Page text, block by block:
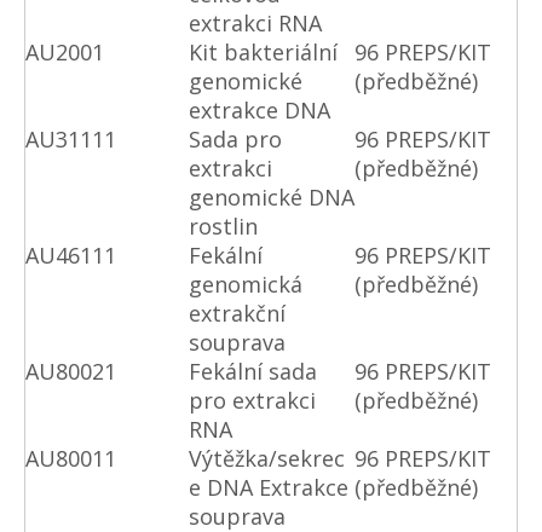
extrakci RNA
AU2001
Kit bakteriální
genomické
extrakce DNA
96 PREPS/KIT
(předběžné)
AU31111
Sada pro
extrakci
genomické DNA
rostlin
96 PREPS/KIT
(předběžné)
AU46111
Fekální
genomická
extrakční
souprava
96 PREPS/KIT
(předběžné)
AU80021
Fekální sada
pro extrakci
RNA
96 PREPS/KIT
(předběžné)
AU80011
Výtěžka/sekrec
e DNA Extrakce
souprava
96 PREPS/KIT
(předběžné)